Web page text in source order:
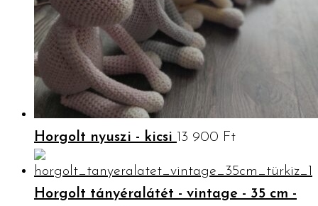
Horgolt nyuszi - kicsi 13 900 Ft
Horgolt tányéralátét - vintage - 35 cm -